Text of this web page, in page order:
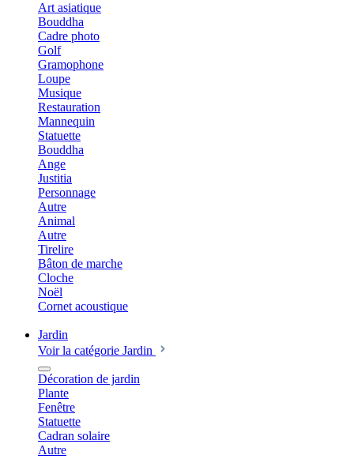
Art asiatique
Bouddha
Cadre photo
Golf
Gramophone
Loupe
Musique
Restauration
Mannequin
Statuette
Bouddha
Ange
Justitia
Personnage
Autre
Animal
Autre
Tirelire
Bâton de marche
Cloche
Noël
Cornet acoustique
Jardin
Voir la catégorie Jardin
Décoration de jardin
Plante
Fenêtre
Statuette
Cadran solaire
Autre